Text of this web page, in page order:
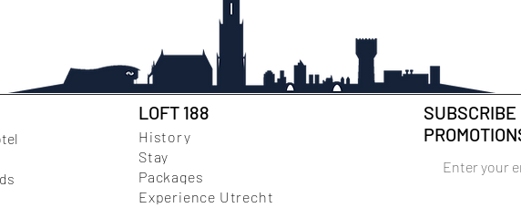
LOFT 188
History
Stay
Packages
Experience Utrecht